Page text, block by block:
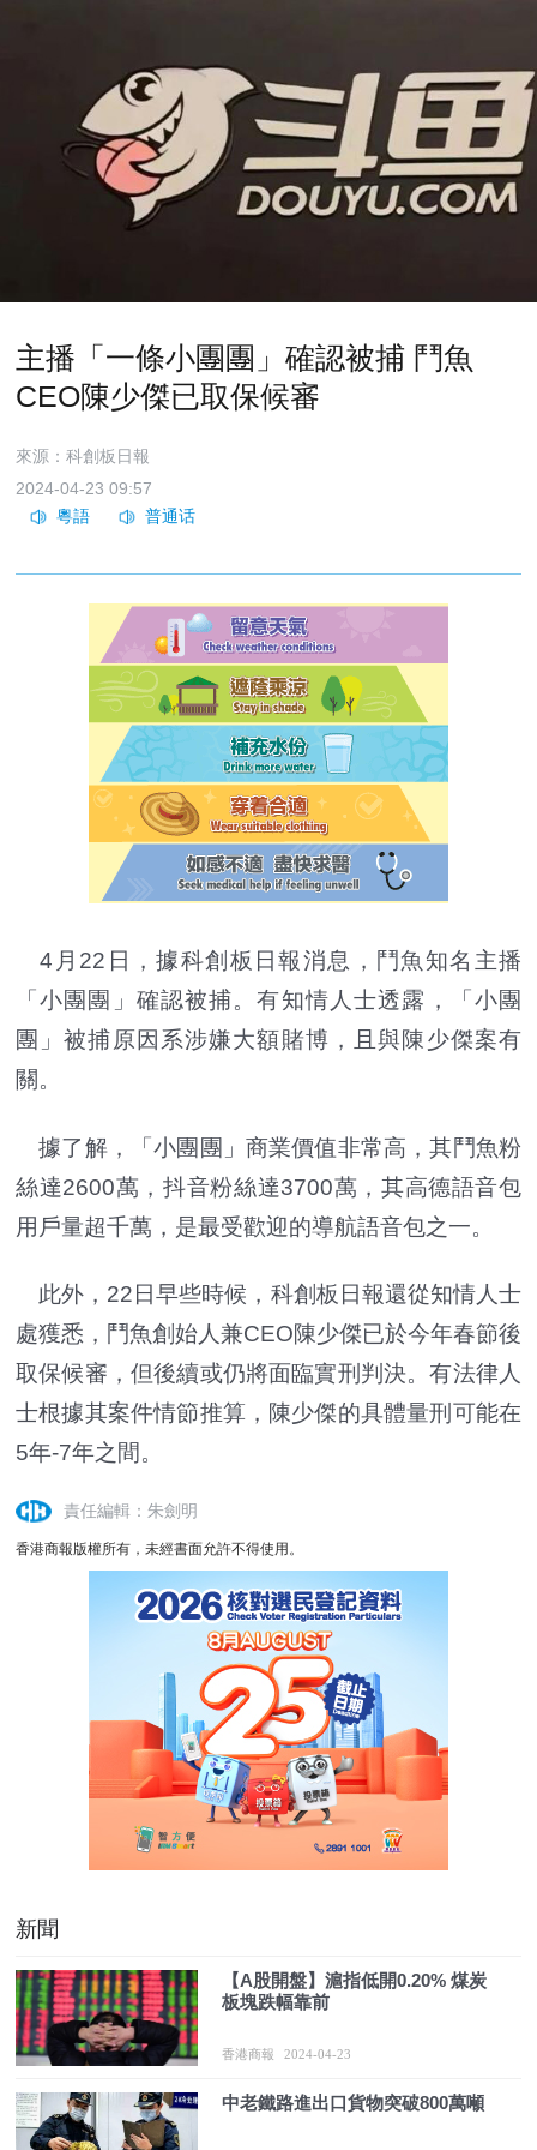
主播「一條小團團」確認被捕 鬥魚
CEO陳少傑已取保候審
來源：科創板日報
2024-04-23 09:57
4月22日，據科創板日報消息，鬥魚知名主播
「小團團」確認被捕。有知情人士透露，「小團
團」被捕原因系涉嫌大額賭博，且與陳少傑案有
關。
據了解，「小團團」商業價值非常高，其鬥魚粉
絲達2600萬，抖音粉絲達3700萬，其高德語音包
用戶量超千萬，是最受歡迎的導航語音包之一。
此外，22日早些時候，科創板日報還從知情人士
處獲悉，鬥魚創始人兼CEO陳少傑已於今年春節後
取保候審，但後續或仍將面臨實刑判決。有法律人
士根據其案件情節推算，陳少傑的具體量刑可能在
5年-7年之間。
責任編輯：朱劍明
香港商報版權所有，未經書面允許不得使用。
新聞
【A股開盤】滬指低開0.20% 煤炭
板塊跌幅靠前
香港商報 2024-04-23
中老鐵路進出口貨物突破800萬噸